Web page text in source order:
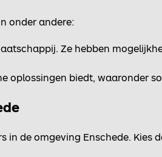
onder andere:
Ze hebben
oplossingen biedt, waaronder
de omgeving Enschede. Kies